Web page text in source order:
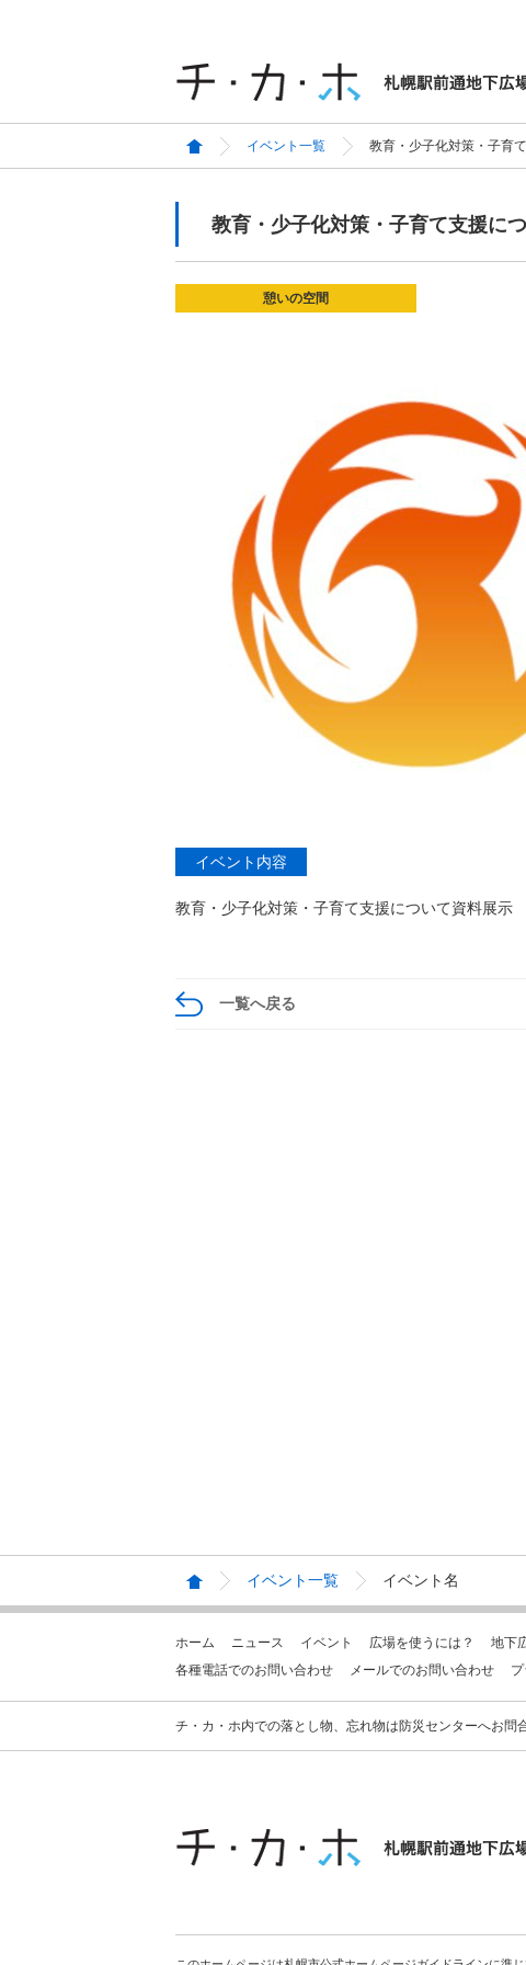
イベント一覧 教育・少子化対策・子育
教育・少子化対策・子育て支援に
憩いの空間
イベント内容
教育・少子化対策・子育て支援について資料展示
一覧へ戻る
イベント一覧 イベント名
ホーム ニュース イベント 広場を使うには？ 地下
各種電話でのお問い合わせ
メールでのお問い合わせ
チ・カ・ホ内での落とし物、忘れ物は防災センターへお問